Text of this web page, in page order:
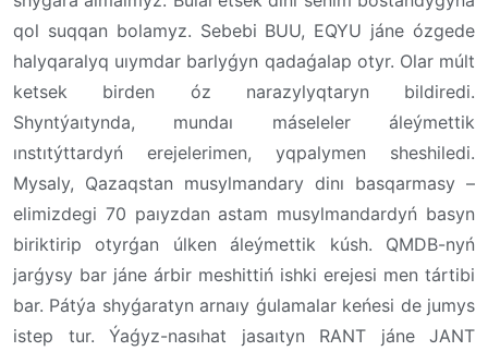
qol suqqan bolamyz. Sebebi BUU, EQYU jáne ózgede
halyqaralyq uıymdar barlyǵyn qadaǵalap otyr. Olar múlt
ketsek birden óz narazylyqtaryn bildiredi.
Shyntýaıtynda, mundaı máseleler áleýmettik
ınstıtýttardyń erejelerimen, yqpalymen sheshiledi.
Mysaly, Qazaqstan musylmandary dinı basqarmasy –
elimizdegi 70 paıyzdan astam musylmandardyń basyn
biriktirip otyrǵan úlken áleýmettik kúsh. QMDB-nyń
jarǵysy bar jáne árbir meshittiń ishki erejesi men tártibi
bar. Pátýa shyǵaratyn arnaıy ǵulamalar keńesi de jumys
istep tur. Ýaǵyz-nasıhat jasaıtyn RANT jáne JANT